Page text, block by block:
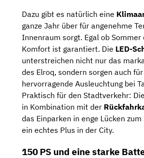
Dazu gibt es natürlich eine
ganze Jahr über für angenehme
Innenraum sorgt. Egal ob Sommer
Komfort ist garantiert. Die LED-
unterstreichen nicht nur das
des Elroq, sondern sorgen auch
hervorragende Ausleuchtung bei
Praktisch für den Stadtverkehr: Die
in Kombination mit der
das Einparken in enge Lücken
ein echtes Plus in der City.
150 PS und eine starke